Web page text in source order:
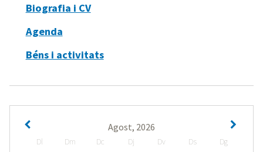
Biografia i CV
Agenda
Béns i activitats
Agost, 2026
Dl Dm Dc Dj Dv Ds
Dg